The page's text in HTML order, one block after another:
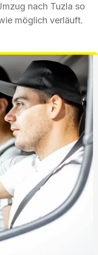
nach Tuzla so
möglich verläuft.